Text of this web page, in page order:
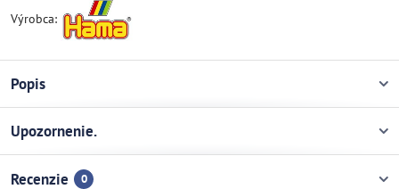
Výrobca:
Popis
Upozornenie.
Recenzie 0